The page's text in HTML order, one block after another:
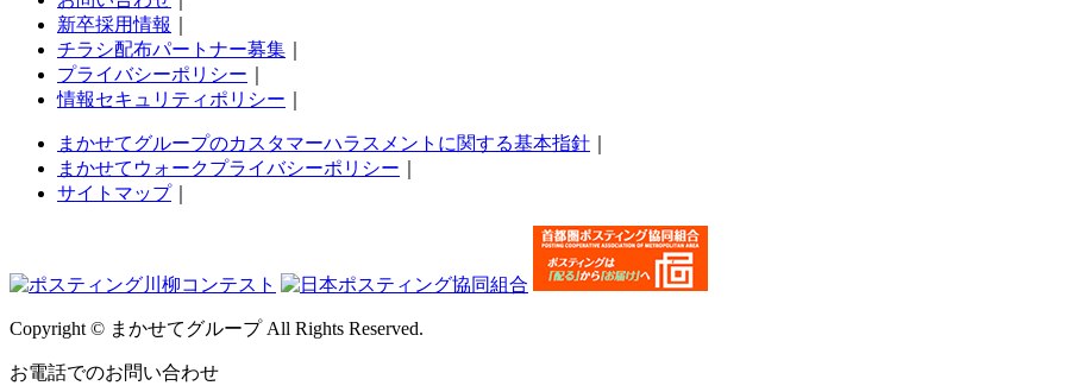
新卒採用情報
チラシ配布パートナー募集
プライバシーポリシー
情報セキュリティポリシー
まかせてグループのカスタマーハラスメントに関する基本指針
まかせてウォークプライバシーポリシー
サイトマップ｜
Copyright © まかせてグループ All Rights Reserved.
お電話でのお問い合わせ